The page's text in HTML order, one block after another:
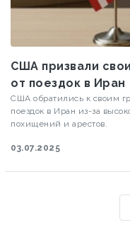
США призвали
от поездок в Иран
США обратились к своим
поездок в Иран из-за
похищений и арестов.
03.07.2025